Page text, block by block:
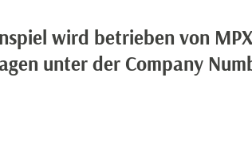
wird betrieben von
unter der Company